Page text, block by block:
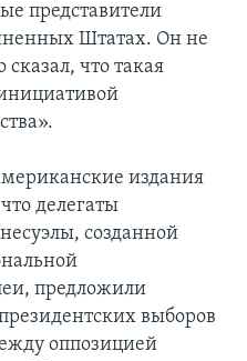
представители
Штатах. Он не
сказал, что такая
издания
делегаты
созданной
предложили
выборов
оппозицией